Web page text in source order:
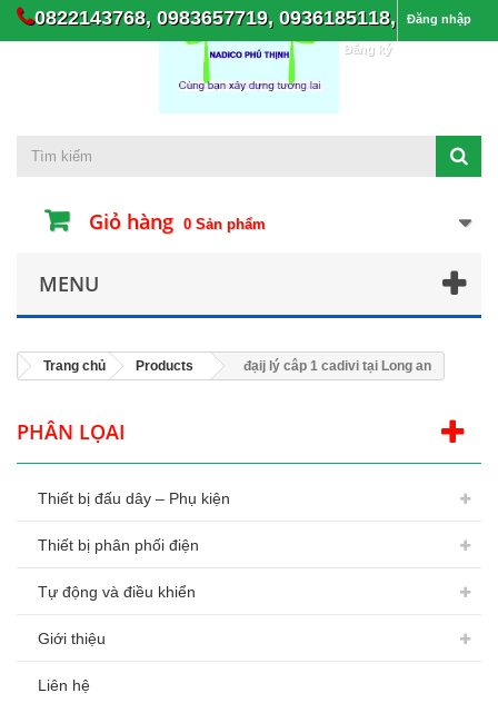
0822143768, 0983657719, 0936185118, Đăng nhập
Đăng ký
Giỏ hàng 0 Sản phẩm
MENU
Trang chủ Products đạij lý câp 1 cadivi tại Long an
PHÂN LỌAI
Thiết bị đấu dây – Phụ kiện
Thiết bị phân phối điện
Tự động và điều khiển
Giới thiệu
Liên hệ